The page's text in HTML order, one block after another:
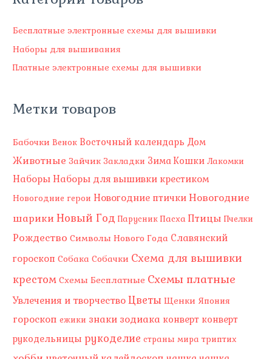
в
о
в
Бесплатные электронные схемы для вышивки
Наборы для вышивания
Платные электронные схемы для вышивки
Метки товаров
Бабочки Венок Восточный календарь Дом
Животные Зайчик Закладки Зима Кошки Лакомки
Наборы Наборы для вышивки крестиком
Новогодние герои Новогодние птички Новогодние
шарики Новый Год Парусник Пасха Птицы Пчелки
Рождество Символы Нового Года Славянский
гороскоп Собака Собачки Схема для вышивки
крестом Схемы Бесплатные Схемы платные
Увлечения и творчество Цветы Щенки Япония
гороскоп ежики знаки зодиака конверт конверт
рукодельницы рукоделие страны мира триптих